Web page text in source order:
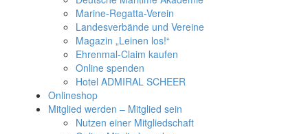
Marine-Regatta-Verein
Landesverbände und Vereine
Magazin „Leinen los!“
Ehrenmal-Claim kaufen
Online spenden
Hotel ADMIRAL SCHEER
Onlineshop
Mitglied werden – Mitglied sein
Nutzen einer Mitgliedschaft